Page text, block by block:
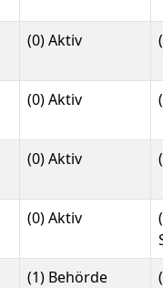
(0) Aktiv
(0) Aktiv
(0) Aktiv
(0) Aktiv
(1) Behörde